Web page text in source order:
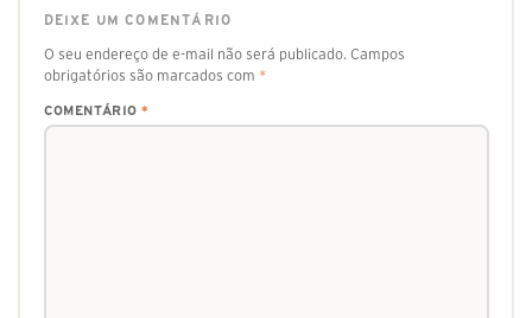
DEIXE UM COMENTÁRIO
O seu endereço de e-mail não será publicado. Campos
obrigatórios são marcados com *
COMENTÁRIO *